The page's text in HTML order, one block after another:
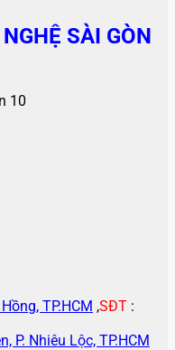
SÀI GÒN
10
TP.HCM ,SĐT :
P. Nhiêu Lộc, TP.HCM